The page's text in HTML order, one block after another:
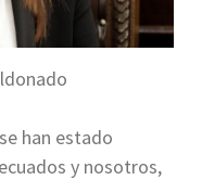
han estado
y nosotros,